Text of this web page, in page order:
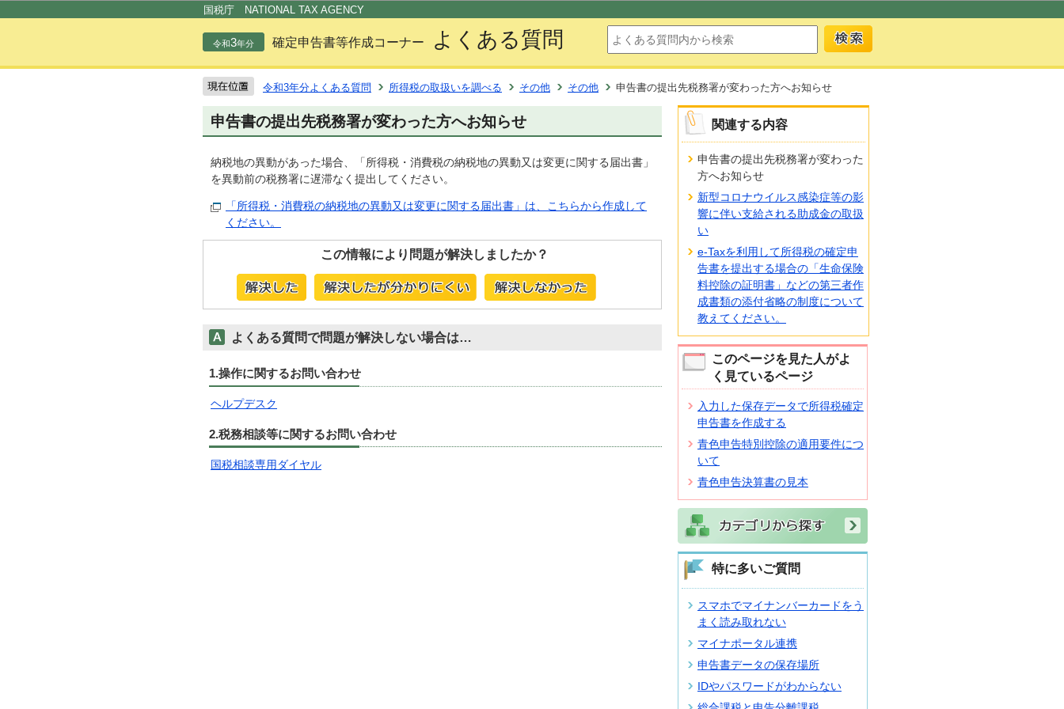
国税庁 NATIONAL TAX AGENCY
令和3年分 確定申告書等作成コーナー よくある質問
令和3年分よくある質問 所得税の取扱いを調べる その他 その他 申告書の提出先税務署が変わった方へお知らせ
申告書の提出先税務署が変わった方へお知らせ
納税地の異動があった場合、「所得税・消費税の納税地の異動又は変更に関する届出書」
を異動前の税務署に遅滞なく提出してください。
「所得税・消費税の納税地の異動又は変更に関する届出書」は、こちらから作成して
ください。
この情報により問題が解決しましたか？
よくある質問で問題が解決しない場合は…
1.操作に関するお問い合わせ
ヘルプデスク
2.税務相談等に関するお問い合わせ
国税相談専用ダイヤル
関連する内容
申告書の提出先税務署が変わった
方へお知らせ
新型コロナウイルス感染症等の影
響に伴い支給される助成金の取扱
い
e-Taxを利用して所得税の確定申
告書を提出する場合の「生命保険
料控除の証明書」などの第三者作
成書類の添付省略の制度について
教えてください。
このページを見た人がよ
く見ているページ
入力した保存データで所得税確定
申告書を作成する
青色申告特別控除の適用要件につ
いて
青色申告決算書の見本
特に多いご質問
スマホでマイナンバーカードをう
まく読み取れない
マイナポータル連携
申告書データの保存場所
IDやパスワードがわからない